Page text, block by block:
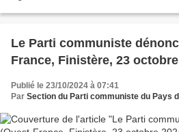
Le Parti communiste
France, Finistère, 23 octobre
Publié le 23/10/2024 à 07:41
Par Section du Parti communiste du Pays